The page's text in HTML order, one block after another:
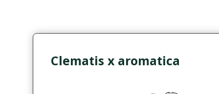
Clematis x aromatica